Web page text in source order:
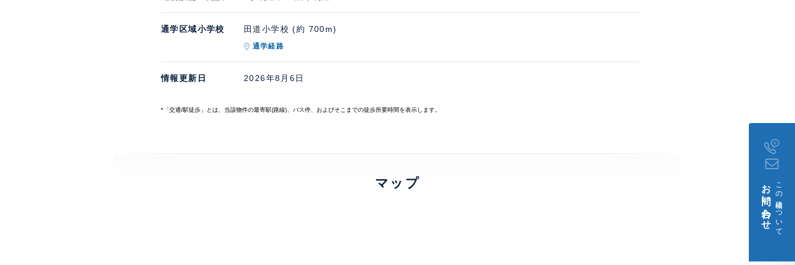
通学区域小学校 田道小学校 (約 700m)
通学経路
情報更新日 2026年8月6日
*「交通/駅徒歩」とは、当該物件の最寄駅(路線)、バス停、およびそこまでの徒歩所要時間を表示します。
マップ この建物について
お問い合わせ